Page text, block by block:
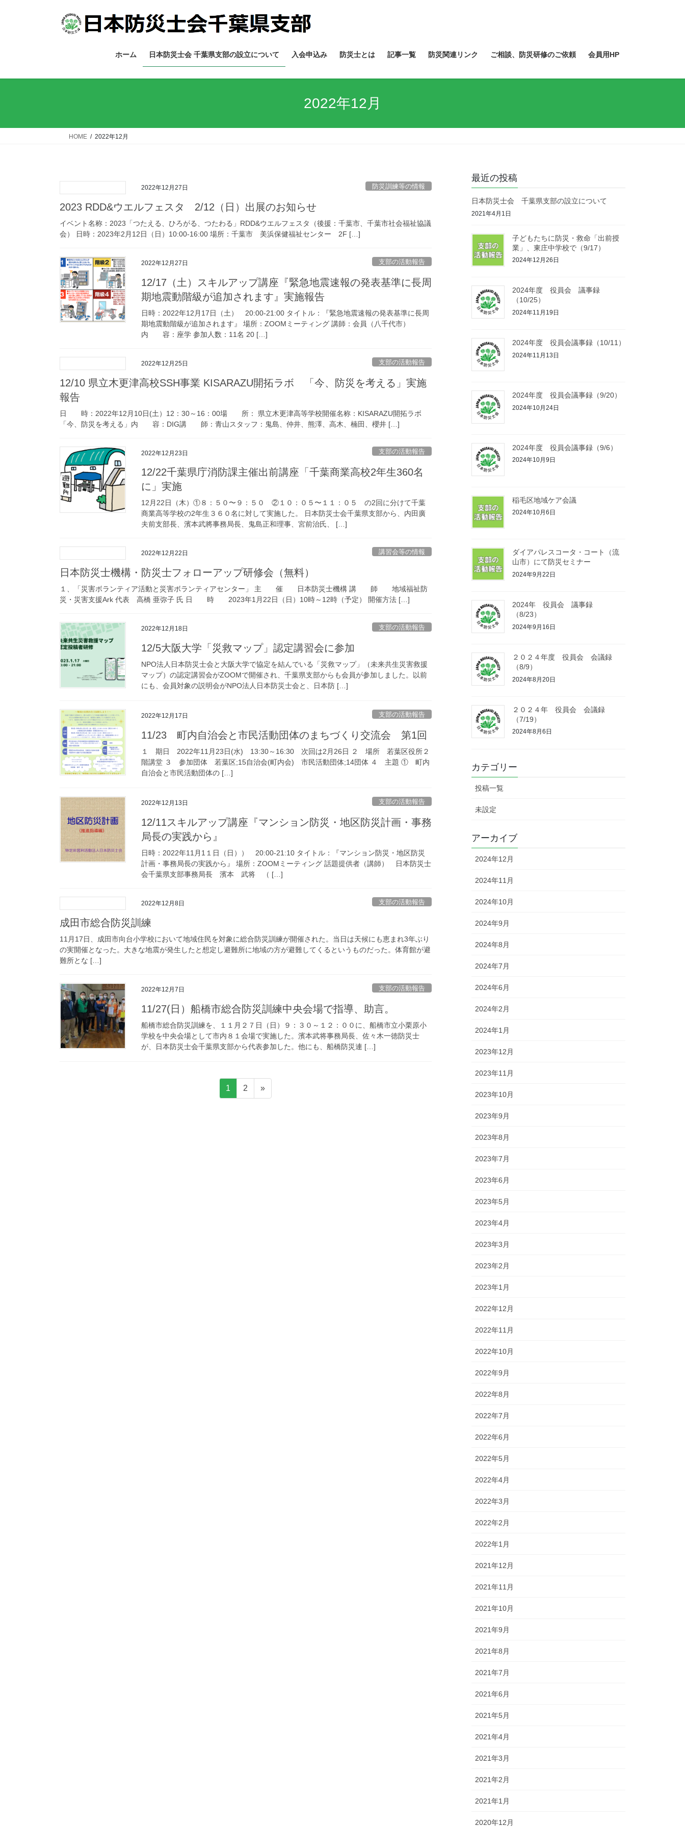
ス
ン
ホーム 日本防災士会 千葉県支部の設立について 入会申込み 防災士とは 記事一覧 防災関連リンク ご相談、防災研修のご依頼 会員用HP
2022年12月
HOME 2022年12月
2022年12月27日 防災訓練等の情報
2023 RDD&ウエルフェスタ 2/12（日）出展のお知らせ
イベント名称：2023「つたえる、ひろがる、つたわる」RDD&ウエルフェスタ（後援：千葉市、千葉市社会福祉協議
会） 日時：2023年2月12日（日）10:00-16:00 場所：千葉市 美浜保健福祉センター 2F […]
2022年12月27日 支部の活動報告
12/17（土）スキルアップ講座『緊急地震速報の発表基準に長周
期地震動階級が追加されます』実施報告
日時：2022年12月17日（土） 20:00-21:00 タイトル：『緊急地震速報の発表基準に長周
期地震動階級が追加されます』 場所：ZOOMミーティング 講師：会員（八千代市）
内 容：座学 参加人数：11名 20 […]
2022年12月25日 支部の活動報告
12/10 県立木更津高校SSH事業 KISARAZU開拓ラボ 「今、防災を考える」実施
報告
日 時：2022年12月10日(土）12：30～16：00場 所： 県立木更津高等学校開催名称：KISARAZU開拓ラボ
「今、防災を考える」内 容：DIG講 師：青山スタッフ：鬼島、仲井、熊澤、高木、楠田、櫻井 […]
2022年12月23日 支部の活動報告
12/22千葉県庁消防課主催出前講座「千葉商業高校2年生360名
に」実施
12月22日（木）①８：５０〜９：５０ ②１０：０５〜１１：０５ の2回に分けて千葉
商業高等学校の2年生３６０名に対して実施した。 日本防災士会千葉県支部から、内田廣
夫前支部長、濱本武將事務局長、鬼島正和理事、宮前治氏、 […]
2022年12月22日 講習会等の情報
日本防災士機構・防災士フォローアップ研修会（無料）
１、「災害ボランティア活動と災害ボランティアセンター」 主 催 日本防災士機構 講 師 地域福祉防
災・災害支援Ark 代表 高橋 亜弥子 氏 日 時 2023年1月22日（日）10時～12時（予定） 開催方法 […]
2022年12月18日 支部の活動報告
12/5大阪大学「災救マップ」認定講習会に参加
NPO法人日本防災士会と大阪大学で協定を結んでいる「災救マップ」（未来共生災害救援
マップ）の認定講習会がZOOMで開催され、千葉県支部からも会員が参加しました。以前
にも、会員対象の説明会がNPO法人日本防災士会と、日本防 […]
2022年12月17日 支部の活動報告
11/23 町内自治会と市民活動団体のまちづくり交流会 第1回
１ 期日 2022年11月23日(水) 13:30～16:30 次回は2月26日 ２ 場所 若葉区役所２
階講堂 ３ 参加団体 若葉区;15自治会(町内会) 市民活動団体;14団体 ４ 主題 ① 町内
自治会と市民活動団体の […]
2022年12月13日 支部の活動報告
12/11スキルアップ講座『マンション防災・地区防災計画・事務
局長の実践から』
日時：2022年11月1１日（日）） 20:00-21:10 タイトル：『マンション防災・地区防災
計画・事務局長の実践から』 場所：ZOOMミーティング 話題提供者（講師） 日本防災士
会千葉県支部事務局長 濱本 武将 （ […]
2022年12月8日 支部の活動報告
成田市総合防災訓練
11月17日、成田市向台小学校において地域住民を対象に総合防災訓練が開催された。当日は天候にも恵まれ3年ぶり
の実開催となった。大きな地震が発生したと想定し避難所に地域の方が避難してくるというものだった。体育館が避
難所とな […]
2022年12月7日 支部の活動報告
11/27(日）船橋市総合防災訓練中央会場で指導、助言。
船橋市総合防災訓練を、１１月２７日（日）９：３０～１２：００に、船橋市立小栗原小
学校を中央会場として市内８１会場で実施した。濱本武将事務局長、佐々木一徳防災士
が、日本防災士会千葉県支部から代表参加した。他にも、船橋防災連 […]
固
定
1
固
定
2 »
最近の投稿
日本防災士会 千葉県支部の設立について
2021年4月1日
子どもたちに防災・救命「出前授
業」、東庄中学校で（9/17）
2024年12月26日
2024年度 役員会 議事録
（10/25）
2024年11月19日
2024年度 役員会議事録（10/11）
2024年11月13日
2024年度 役員会議事録（9/20）
2024年10月24日
2024年度 役員会議事録（9/6）
2024年10月9日
稲毛区地域ケア会議
2024年10月6日
ダイアパレスコータ・コート（流
山市）にて防災セミナー
2024年9月22日
2024年 役員会 議事録
（8/23）
2024年9月16日
２０２４年度 役員会 会議録
（8/9）
2024年8月20日
２０２４年 役員会 会議録
（7/19）
2024年8月6日
カテゴリー
投稿一覧
未設定
アーカイブ
2024年12月
2024年11月
2024年10月
2024年9月
2024年8月
2024年7月
2024年6月
2024年2月
2024年1月
2023年12月
2023年11月
2023年10月
2023年9月
2023年8月
2023年7月
2023年6月
2023年5月
2023年4月
2023年3月
2023年2月
2023年1月
2022年12月
2022年11月
2022年10月
2022年9月
2022年8月
2022年7月
2022年6月
2022年5月
2022年4月
2022年3月
2022年2月
2022年1月
2021年12月
2021年11月
2021年10月
2021年9月
2021年8月
2021年7月
2021年6月
2021年5月
2021年4月
2021年3月
2021年2月
2021年1月
2020年12月